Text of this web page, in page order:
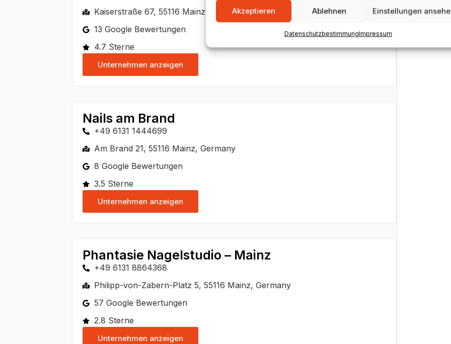
Akzeptieren Ablehnen Einstellungen
DatenschutzbestimmungImpressum
Kaiserstraße 67, 55116 Mainz, Germany
13 Google Bewertungen
4.7 Sterne
Unternehmen anzeigen
Nails am Brand
+49 6131 1444699
Am Brand 21, 55116 Mainz, Germany
8 Google Bewertungen
3.5 Sterne
Unternehmen anzeigen
Phantasie Nagelstudio – Mainz
+49 6131 8864368
Philipp-von-Zabern-Platz 5, 55116 Mainz, Germany
57 Google Bewertungen
2.8 Sterne
Unternehmen anzeigen